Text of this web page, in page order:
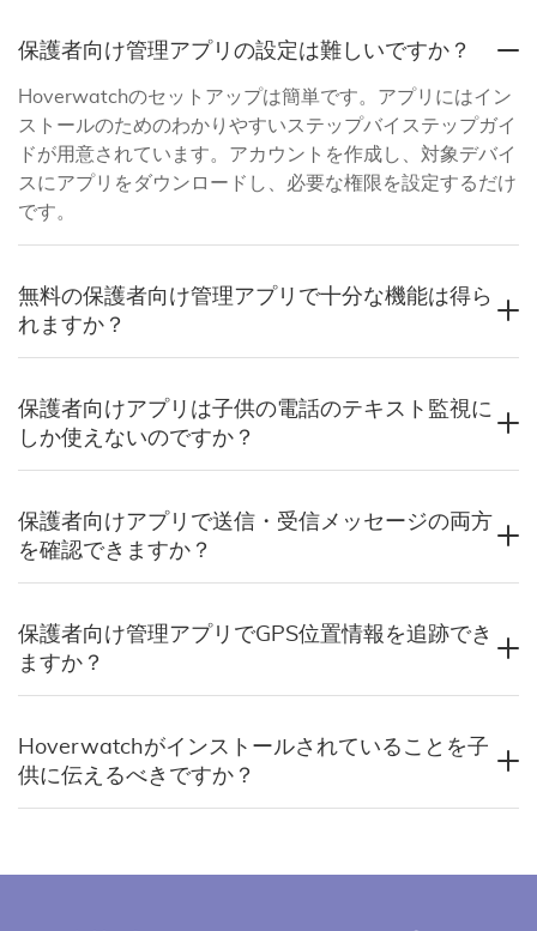
保護者向け管理アプリの設定は難しいですか？
Hoverwatchのセットアップは簡単です。アプリにはイン
ストールのためのわかりやすいステップバイステップガイ
ドが用意されています。アカウントを作成し、対象デバイ
スにアプリをダウンロードし、必要な権限を設定するだけ
です。
無料の保護者向け管理アプリで十分な機能は得ら
れますか？
保護者向けアプリは子供の電話のテキスト監視に
しか使えないのですか？
保護者向けアプリで送信・受信メッセージの両方
を確認できますか？
保護者向け管理アプリでGPS位置情報を追跡でき
ますか？
Hoverwatchがインストールされていることを子
供に伝えるべきですか？